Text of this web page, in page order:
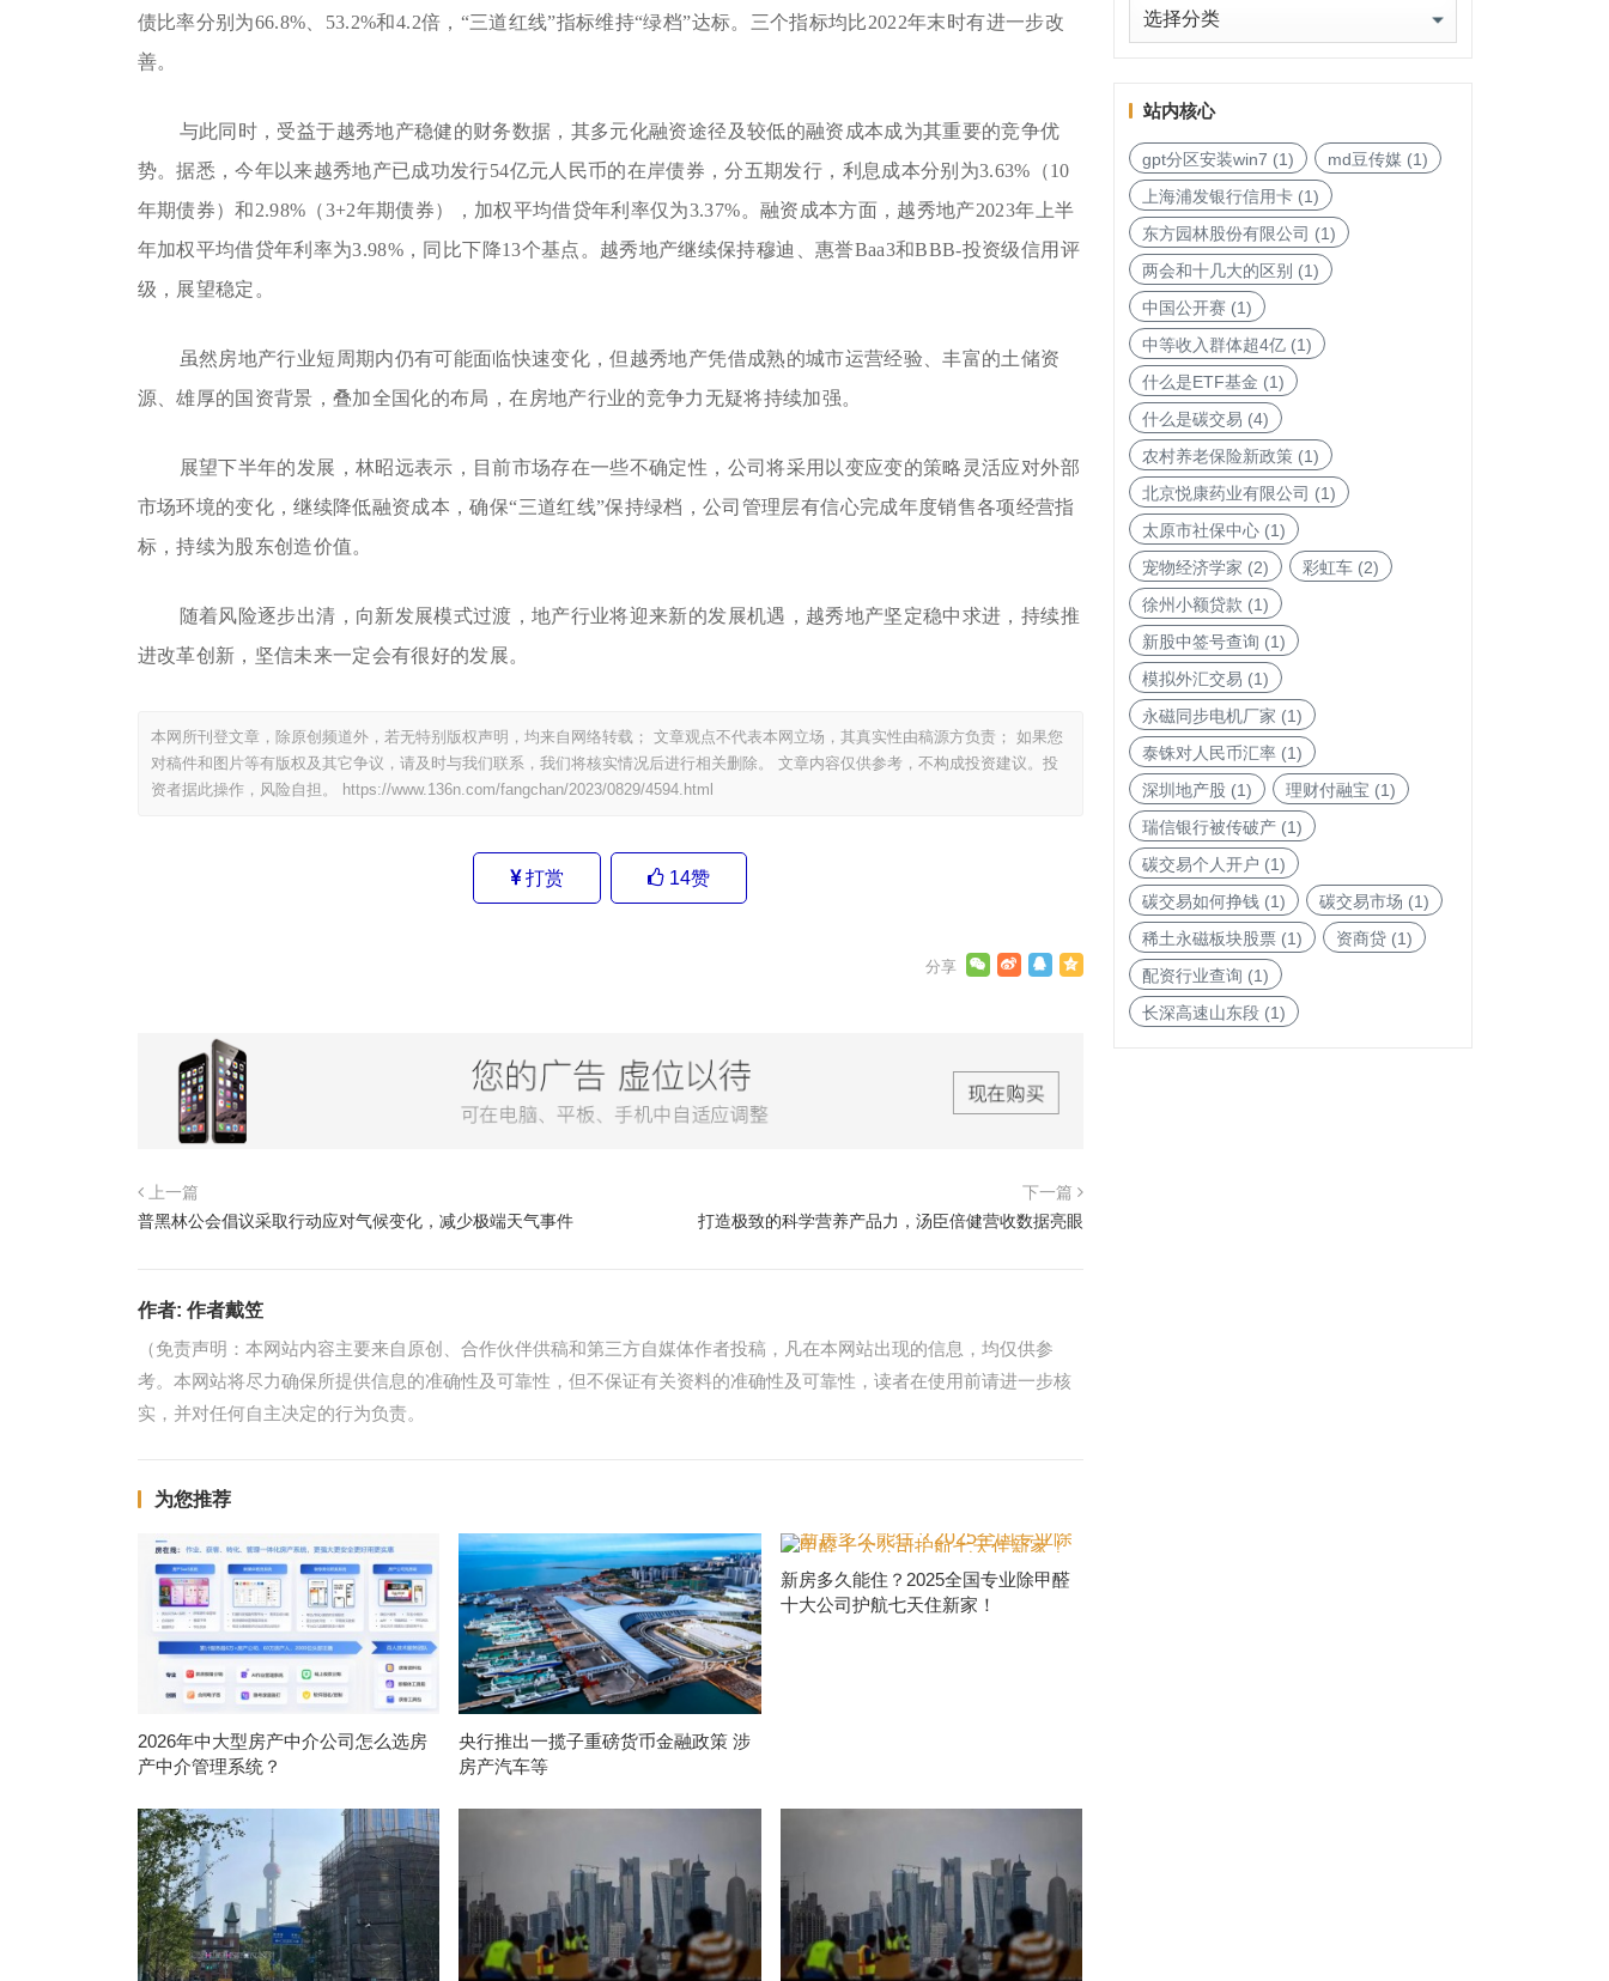
债比率分别为66.8%、53.2%和4.2倍，“三道红线”指标维持“绿档”达标。三个指标均比2022年末时有进一步改
善。
与此同时，受益于越秀地产稳健的财务数据，其多元化融资途径及较低的融资成本成为其重要的竞争优
势。据悉，今年以来越秀地产已成功发行54亿元人民币的在岸债券，分五期发行，利息成本分别为3.63%（10
年期债券）和2.98%（3+2年期债券），加权平均借贷年利率仅为3.37%。融资成本方面，越秀地产2023年上半
年加权平均借贷年利率为3.98%，同比下降13个基点。越秀地产继续保持穆迪、惠誉Baa3和BBB-投资级信用评
级，展望稳定。
虽然房地产行业短周期内仍有可能面临快速变化，但越秀地产凭借成熟的城市运营经验、丰富的土储资
源、雄厚的国资背景，叠加全国化的布局，在房地产行业的竞争力无疑将持续加强。
展望下半年的发展，林昭远表示，目前市场存在一些不确定性，公司将采用以变应变的策略灵活应对外部
市场环境的变化，继续降低融资成本，确保“三道红线”保持绿档，公司管理层有信心完成年度销售各项经营指
标，持续为股东创造价值。
随着风险逐步出清，向新发展模式过渡，地产行业将迎来新的发展机遇，越秀地产坚定稳中求进，持续推
进改革创新，坚信未来一定会有很好的发展。
本网所刊登文章，除原创频道外，若无特别版权声明，均来自网络转载； 文章观点不代表本网立场，其真实性由稿源方负责； 如果您
对稿件和图片等有版权及其它争议，请及时与我们联系，我们将核实情况后进行相关删除。 文章内容仅供参考，不构成投资建议。投
资者据此操作，风险自担。
https://www.136n.com/fangchan/2023/0829/4594.html
打赏 14赞
上一篇
普黑林公会倡议采取行动应对气候变化，减少极端天气事件
下一篇
打造极致的科学营养产品力，汤臣倍健营收数据亮眼
作者: 作者戴笠
（免责声明：本网站内容主要来自原创、合作伙伴供稿和第三方自媒体作者投稿，凡在本网站出现的信息，均仅供参
考。本网站将尽力确保所提供信息的准确性及可靠性，但不保证有关资料的准确性及可靠性，读者在使用前请进一步核
实，并对任何自主决定的行为负责。
为您推荐
2026年中大型房产中介公司怎么选房
产中介管理系统？
央行推出一揽子重磅货币金融政策 涉
房产汽车等
新房多久能住？2025全国专业除甲醛
十大公司护航七天住新家！
地
图
站内核心
gpt分区安装win7 (1) md豆传媒(1)
上海浦发银行信用卡(1)
东方园林股份有限公司 (1)
两会和十几大的区别 (1)
中国公开赛(1)
中等收入群体超4亿(1)
什么是ETF基金 (1)
什么是碳交易 (4)
农村养老保险新政策(1)
北京悦康药业有限公司 (1)
太原市社保中心(1)
宠物经济学家 (2) 彩虹车(2)
徐州小额贷款 (1)
新股中签号查询 (1)
模拟外汇交易 (1)
永磁同步电机厂家 (1)
泰铢对人民币汇率(1)
深圳地产股 (1) 理财付融宝 (1)
瑞信银行被传破产(1)
碳交易个人开户 (1)
碳交易如何挣钱(1) 碳交易市场 (1)
稀土永磁板块股票(1) 资商贷(1)
配资行业查询 (1)
长深高速山东段(1)